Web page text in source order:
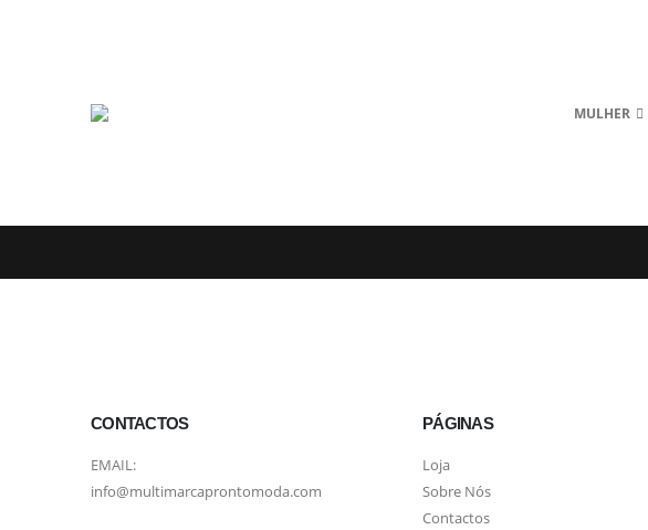
MULHER
CONTACTOS
EMAIL:
info@multimarcaprontomoda.com
PÁGINAS
Loja
Sobre Nós
Contactos